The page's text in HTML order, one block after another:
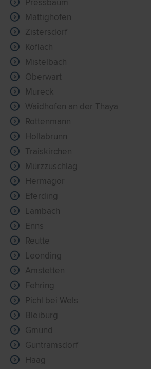
Pressbaum
Mattighofen
Zistersdorf
Köflach
Mistelbach
Oberwart
Mureck
Waidhofen an der Thaya
Rottenmann
Hollabrunn
Traiskirchen
Mürzzuschlag
Hermagor
Eferding
Lambach
Enns
Reutte
Leonding
Amstetten
Fehring
Pichl bei Wels
Bleiburg
Gmünd
Guntramsdorf
Haag